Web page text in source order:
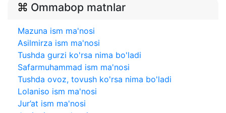
Ommabop matnlar
Mazuna ism ma'nosi
Asilmirza ism ma'nosi
Tushda gurzi ko'rsa nima bo'ladi
Safarmuhammad ism ma'nosi
Tushda ovoz, tovush ko'rsa nima bo'ladi
Lolaniso ism ma'nosi
Jur’at ism ma'nosi